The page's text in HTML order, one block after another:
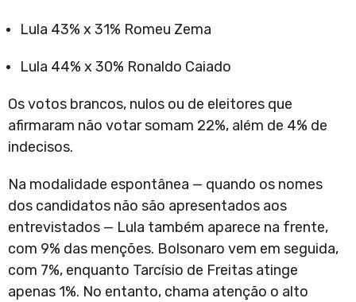
Lula 43% x 31% Romeu Zema
Lula 44% x 30% Ronaldo Caiado
Os votos brancos, nulos ou de eleitores que
afirmaram não votar somam 22%, além de 4% de
indecisos.
Na modalidade espontânea — quando os nomes
dos candidatos não são apresentados aos
entrevistados — Lula também aparece na frente,
com 9% das menções. Bolsonaro vem em seguida,
com 7%, enquanto Tarcísio de Freitas atinge
apenas 1%. No entanto, chama atenção o alto